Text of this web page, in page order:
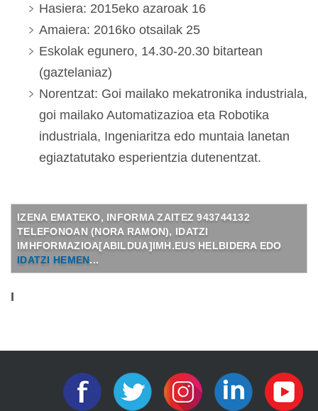
Hasiera: 2015eko azaroak 16
Amaiera: 2016ko otsailak 25
Eskolak egunero, 14.30-20.30 bitartean
(gaztelaniaz)
Norentzat: Goi mailako mekatronika industriala,
goi mailako Automatizazioa eta Robotika
industriala, Ingeniaritza edo muntaia lanetan
egiaztatutako esperientzia dutenentzat.
IZENA EMATEKO, INFORMA ZAITEZ 943744132
TELEFONOAN (NORA RAMON), IDATZI
IMHFORMAZIOA[ABILDUA]IMH.EUS HELBIDERA EDO
IDATZI HEMEN...
I